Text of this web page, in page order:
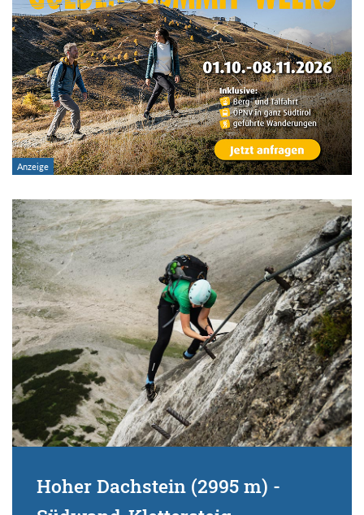
Region:
Gebirge:
Art der Tour:
Schwierigkeitsgrad:
von
bis
Kondition (Tourdauer):
von
bis
Suchbegriff:
Hoher Dachstein (2995 m) -